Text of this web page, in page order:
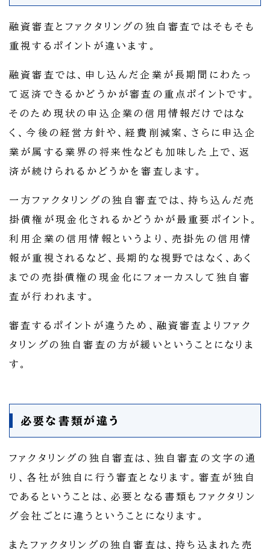
融資審査とファクタリングの独自審査ではそもそも
重視するポイントが違います。
融資審査では、申し込んだ企業が長期間にわたっ
て返済できるかどうかが審査の重点ポイントです。
そのため現状の申込企業の信用情報だけではな
く、今後の経営方針や、経費削減案、さらに申込企
業が属する業界の将来性なども加味した上で、返
済が続けられるかどうかを審査します。
一方ファクタリングの独自審査では、持ち込んだ売
掛債権が現金化されるかどうかが最重要ポイント。
利用企業の信用情報というより、売掛先の信用情
報が重視されるなど、長期的な視野ではなく、あく
までの売掛債権の現金化にフォーカスして独自審
査が行われます。
審査するポイントが違うため、融資審査よりファク
タリングの独自審査の方が緩いということになりま
す。
必要な書類が違う
ファクタリングの独自審査は、独自審査の文字の通
り、各社が独自に行う審査となります。審査が独自
であるということは、必要となる書類もファクタリン
グ会社ごとに違うということになります。
またファクタリングの独自審査は、持ち込まれた売